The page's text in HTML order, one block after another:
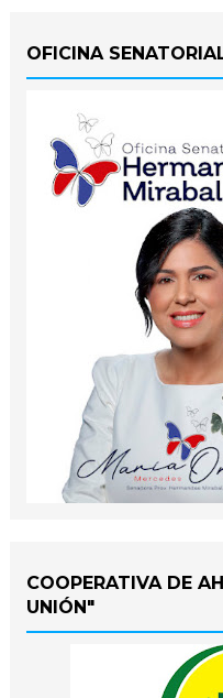
OFICINA
COOPERATIVA DE
UNIÓN"